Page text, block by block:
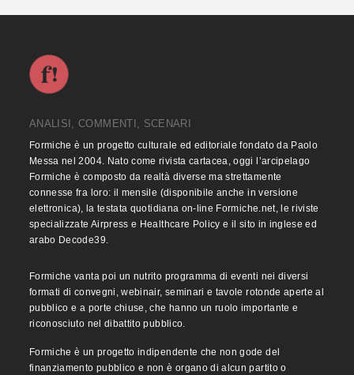
ANALISI, COMMENTI, SCENARI
Formiche è un progetto culturale ed editoriale fondato da Paolo
Messa nel 2004. Nato come rivista cartacea, oggi l’arcipelago
Formiche è composto da realtà diverse ma strettamente
connesse fra loro: il mensile (disponibile anche in versione
elettronica), la testata quotidiana on-line Formiche.net, le riviste
specializzate Airpress e Healthcare Policy e il sito in inglese ed
arabo Decode39.
Formiche vanta poi un nutrito programma di eventi nei diversi
formati di convegni, webinair, seminari e tavole rotonde aperte al
pubblico e a porte chiuse, che hanno un ruolo importante e
riconosciuto nel dibattito pubblico.
Formiche è un progetto indipendente che non gode del
finanziamento pubblico e non è organo di alcun partito o